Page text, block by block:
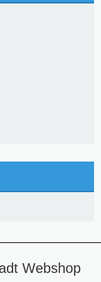
Webshop